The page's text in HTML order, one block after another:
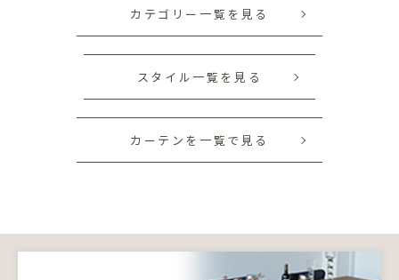
カテゴリー一覧を見る
スタイル一覧を見る
カーテンを一覧で見る